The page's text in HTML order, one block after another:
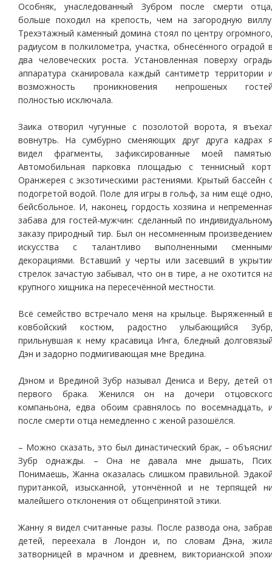
Особняк, унаследованный Зубром после смерти
больше походил на крепость, чем на загородную
Трехэтажный каменный домина стоял по центру
радиусом в полкилометра, участка, обнесённого оградой
два человеческих роста. Установленная поверху
аппаратура сканировала каждый сантиметр территории
возможность проникновения непрошеных
полностью исключала.
Заика отворил чугунные с позолотой ворота, я
вовнутрь. На сумбурно сменяющих друг друга кадрах
видел фрагменты, зафиксированные моей
Автомобильная парковка площадью с теннисный
Оранжерея с экзотическими растениями. Крытый бассейн
подогретой водой. Поле для игры в гольф, за ним ещё
бейсбольное. И, наконец, гордость хозяина и
забава для гостей-мужчин: сделанный по
заказу природный тир. Был он несомненным
искусства с талантливо выполненными
декорациями. Вставший у черты или засевший в
стрелок зачастую забывал, что он в тире, а не охотится
крупного хищника на пересечённой местности.
Всё семейство встречало меня на крыльце. Выряженный
ковбойский костюм, радостно улыбающийся
прильнувшая к нему красавица Инга, бледный
Дэн и задорно подмигивающая мне Вредина.
Дэном и Врединой Зубр называл Дениса и Веру, детей
первого брака. Женился он на дочери
компаньона, едва обоим сравнялось по восемнадцать,
после смерти отца немедленно с женой разошёлся.
– Можно сказать, это был династический брак, –
Зубр однажды. – Она не давала мне дышать,
Понимаешь, Жанна оказалась слишком правильной.
пуританкой, изысканной, утончённой и не терпящей
малейшего отклонения от общепринятой этики.
Жанну я видел считанные разы. После развода она,
детей, переехала в Лондон и, по словам Дэна,
затворницей в мрачном и древнем, викторианской